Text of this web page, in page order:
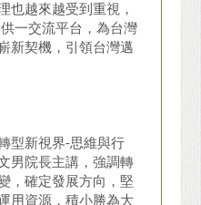
也越來越受到重視，
一交流平台，為台灣
新契機，引領台灣邁
型新視界-思維與行
男院長主講，強調轉
，確定發展方向，堅
用資源，積小勝為大